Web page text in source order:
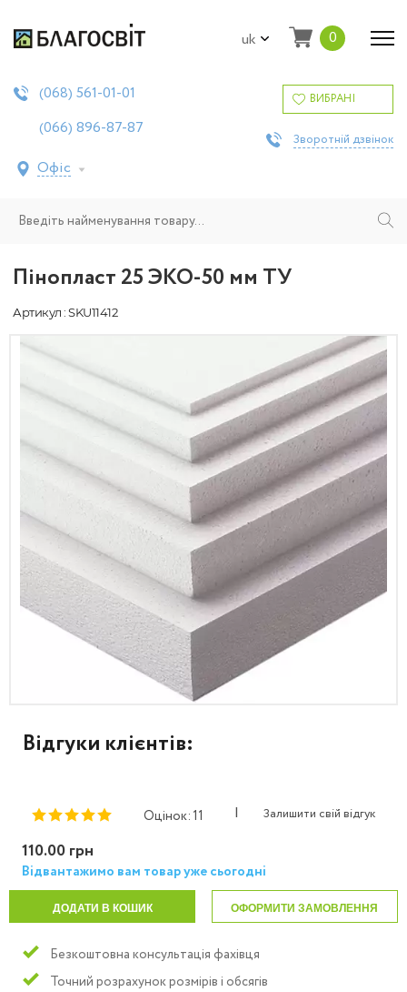
uk 0
(068) 561-01-01
(066) 896-87-87
Офіс
ВИБРАНІ
Зворотній дзвінок
Пінопласт 25 ЭКО-50 мм ТУ
Артикул : SKU11412
Відгуки клієнтів:
Оцінок: 11 | Залишити свій відгук
110.00 грн
Відвантажимо вам товар уже сьогодні
ДОДАТИ В КОШИК ОФОРМИТИ ЗАМОВЛЕННЯ
Безкоштовна консультація фахівця
Точний розрахунок розмірів і обсягів